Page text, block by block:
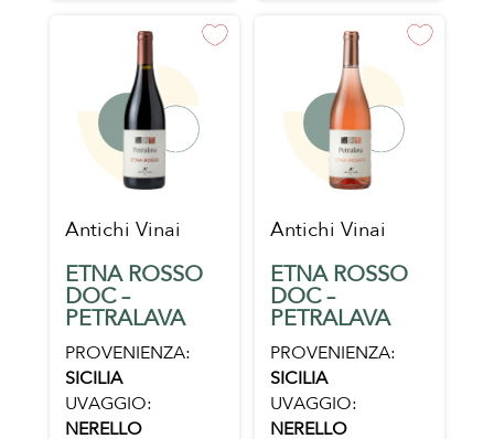
Antichi Vinai
ETNA ROSSO
DOC –
PETRALAVA
PROVENIENZA:
SICILIA
UVAGGIO:
NERELLO
Antichi Vinai
ETNA ROSSO
DOC –
PETRALAVA
PROVENIENZA:
SICILIA
UVAGGIO:
NERELLO